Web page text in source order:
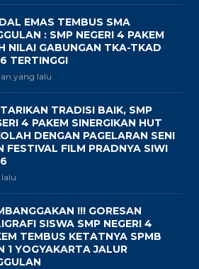
EMAS TEMBUS SMA
: SMP NEGERI 4 PAKEM
NILAI GABUNGAN TKA-TKAD
TERTINGGI
yang lalu
TRADISI BAIK, SMP
4 PAKEM SINERGIKAN HUT
DENGAN PAGELARAN SENI
FESTIVAL FILM PRADNYA SIWI
!!! GORESAN
SISWA SMP NEGERI 4
TEMBUS KETATNYA SPMB
1 YOGYAKARTA JALUR